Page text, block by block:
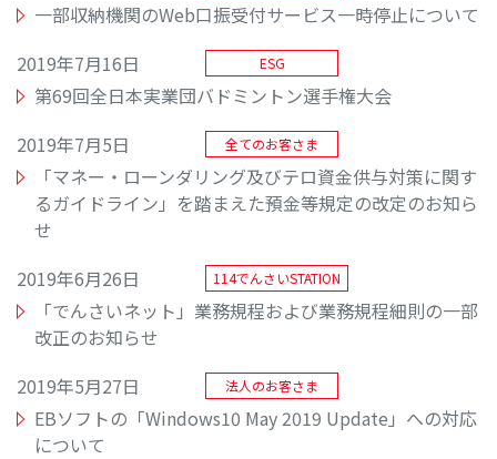
一部収納機関のWeb口振受付サービス一時停止について
2019年7月16日
ESG
第69回全日本実業団バドミントン選手権大会
2019年7月5日
全てのお客さま
「マネー・ローンダリング及びテロ資金供与対策に関す
るガイドライン」を踏まえた預金等規定の改定のお知ら
せ
2019年6月26日
114でんさいSTATION
「でんさいネット」業務規程および業務規程細則の一部
改正のお知らせ
2019年5月27日
法人のお客さま
EBソフトの「Windows10 May 2019 Update」への対応
について